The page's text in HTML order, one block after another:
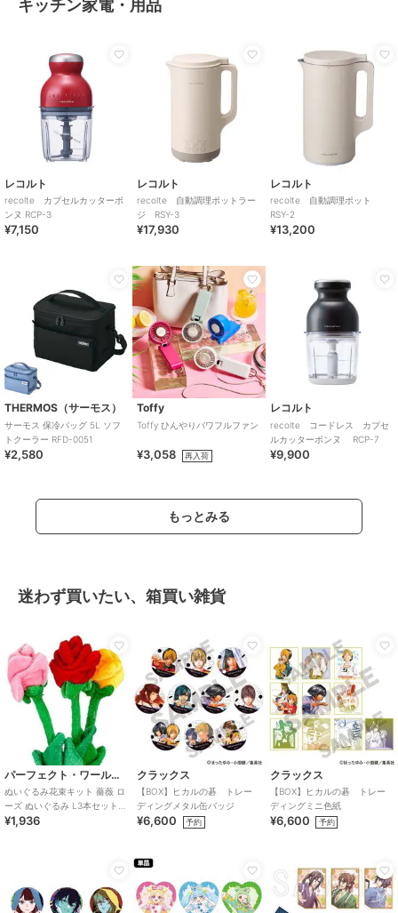
キッチン家電・用品
レコルト
recolte カプセルカッターボ
ンヌ RCP-3
¥7,150
レコルト
recolte 自動調理ポットラー
ジ RSY-3
¥17,930
レコルト
recolte 自動調理ポット
RSY-2
¥13,200
THERMOS（サーモス）
サーモス 保冷バッグ 5L ソフ
トクーラー RFD-0051
¥2,580
Toffy
Toffy ひんやりパワフルファン
¥3,058 再入荷
レコルト
recolte コードレス カプセ
ルカッターボンヌ RCP-7
¥9,900
もっとみる
迷わず買いたい、箱買い雑貨
パーフェクト・ワールド・トーキョー
ぬいぐるみ花束キット 薔薇 ロ
ーズ ぬいぐるみ L3本セット
ランダムカラー(有料ラッピン
¥1,936
クラックス
【BOX】ヒカルの碁 トレー
ディングメタル缶バッジ
¥6,600 予約
クラックス
【BOX】ヒカルの碁 トレー
ディングミニ色紙
¥6,600 予約